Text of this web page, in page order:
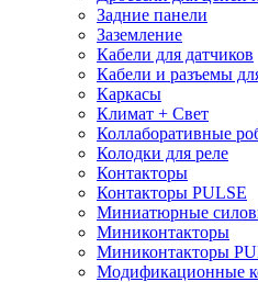
Задние панели
Заземление
Кабели для датчиков
Кабели и разъемы
Каркасы
Климат + Свет
Коллаборативные
Колодки для реле
Контакторы
Контакторы PULSE
Миниатюрные
Миниконтакторы
Миниконтакторы
Модификационные